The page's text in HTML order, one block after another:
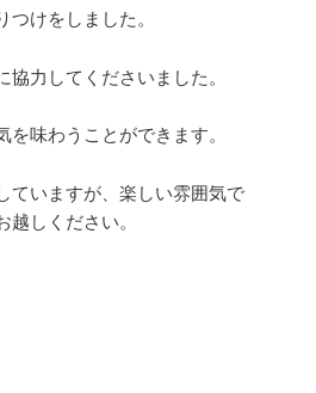
けをしました。
力してくださいました。
味わうことができます。
していますが、楽しい雰囲気で
しください。